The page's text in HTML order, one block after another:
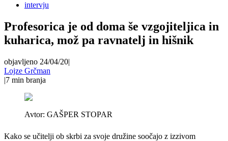
intervju
Profesorica je od doma še vzgojiteljica in
kuharica, mož pa ravnatelj in hišnik
objavljeno 24/04/20|
Lojze Grčman
|7 min branja
Avtor: GAŠPER STOPAR
Kako se učitelji ob skrbi za svoje družine soočajo z izzivom